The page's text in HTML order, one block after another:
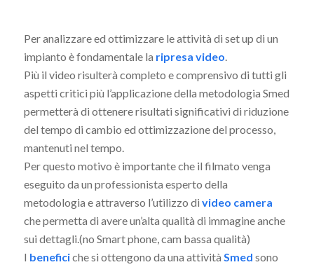
Per analizzare ed ottimizzare le attività di set up di un
impianto è fondamentale la ripresa video
Più il video risulterà completo e comprensivo di tutti gli
aspetti critici più l’applicazione della metodologia Smed
permetterà di ottenere risultati significativi di riduzione
del tempo di cambio ed ottimizzazione del processo,
mantenuti nel tempo.
Per questo motivo è importante che il filmato venga
eseguito da un professionista esperto della
metodologia e attraverso l’utilizzo di video camera
che permetta di avere un’alta qualità di immagine anche
sui dettagli.(no Smart phone, cam bassa qualità)
I beneficiche si ottengono da una attività Smed sono